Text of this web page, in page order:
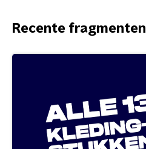
Recente fragmenten